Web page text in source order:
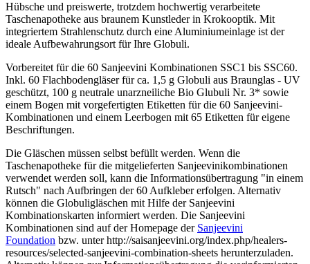
Hübsche und preiswerte, trotzdem hochwertig verarbeitete
Taschenapotheke aus braunem Kunstleder in Krokooptik. Mit
integriertem Strahlenschutz durch eine Aluminiumeinlage ist der
ideale Aufbewahrungsort für Ihre Globuli.
Vorbereitet für die 60 Sanjeevini Kombinationen SSC1 bis SSC60.
Inkl. 60 Flachbodengläser für ca. 1,5 g Globuli aus Braunglas - UV
geschützt, 100 g neutrale unarzneiliche Bio Glubuli Nr. 3* sowie
einem Bogen mit vorgefertigten Etiketten für die 60 Sanjeevini-
Kombinationen und einem Leerbogen mit 65 Etiketten für eigene
Beschriftungen.
Die Gläschen müssen selbst befüllt werden. Wenn die
Taschenapotheke für die mitgelieferten Sanjeevinikombinationen
verwendet werden soll, kann die Informationsübertragung "in einem
Rutsch" nach Aufbringen der 60 Aufkleber erfolgen. Alternativ
können die Globuligläschen mit Hilfe der Sanjeevini
Kombinationskarten informiert werden. Die Sanjeevini
Kombinationen sind auf der Homepage der Sanjeevini
Foundation bzw. unter http://saisanjeevini.org/index.php/healers-
resources/selected-sanjeevini-combination-sheets herunterzuladen.